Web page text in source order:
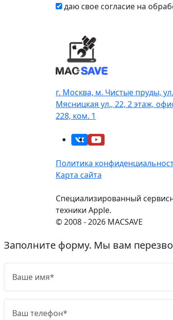
даю свое согласие на
г. Москва, м. Чистые пруды, ул.
Мясницкая ул., 22, 2 этаж,
228, ком. 1
Политика
Карта сайта
Специализированный
техники Apple.
© 2008 - 2026 MACSAVE
Заполните форму. Мы вам